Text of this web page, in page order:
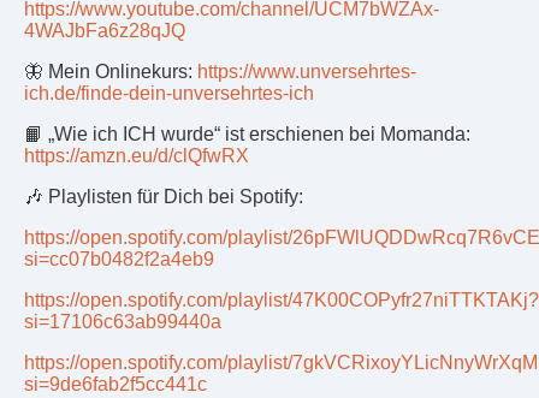
https://www.youtube.com/channel/UCM7bWZAx-
4WAJbFa6z28qJQ
🦋 Mein Onlinekurs: https://www.unversehrtes-
ich.de/finde-dein-unversehrtes-ich
📙 „Wie ich ICH wurde“ ist erschienen bei Momanda:
https://amzn.eu/d/clQfwRX
🎶 Playlisten für Dich bei Spotify:
https://open.spotify.com/playlist/
si=cc07b0482f2a4eb9
https://open.spotify.com/playlist/47K00COPyfr27niTTKTAKj?
si=17106c63ab99440a
https://open.spotify.com/playlist/
si=9de6fab2f5cc441c